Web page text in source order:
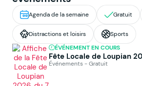
Agenda de la semaine Gratuit
Distractions et loisirs Sports
ÉVÉNEMENT EN COURS
Fête Locale de Loupian
Événements - Gratuit